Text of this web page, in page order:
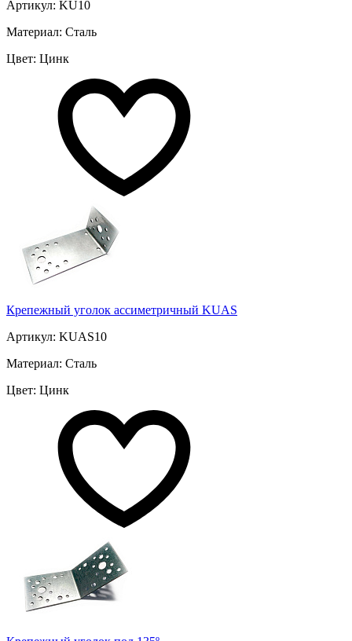
Артикул: KU10
Материал: Сталь
Цвет: Цинк
Крепежный уголок ассиметричный KUAS
Артикул: KUAS10
Материал: Сталь
Цвет: Цинк